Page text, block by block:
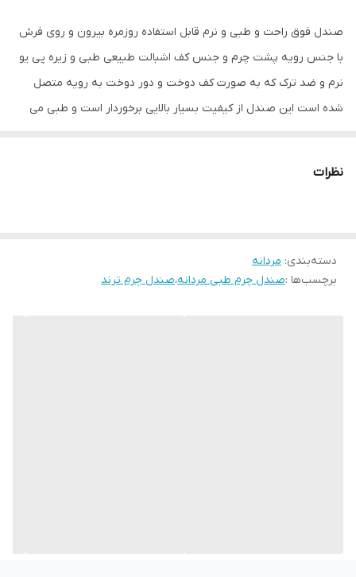
جنس چرم مصنوعی
صندل فوق راحت و طبی و نرم قابل استفاده روزمره بیرون و روی فرش
با جنس رویه پشت چرم و جنس کف اشبالت طبیعی طبی و زیره پی یو
نرم و ضد ترک که به صورت کف دوخت و دور دوخت به رویه متصل
شده است این صندل از کیفیت بسیار بالایی برخوردار است و طبی می
نظرات
دسته‌بندی: مردانه
برچسب‌ها :صندل چرم طبی مردانه،صندل چرم ترند